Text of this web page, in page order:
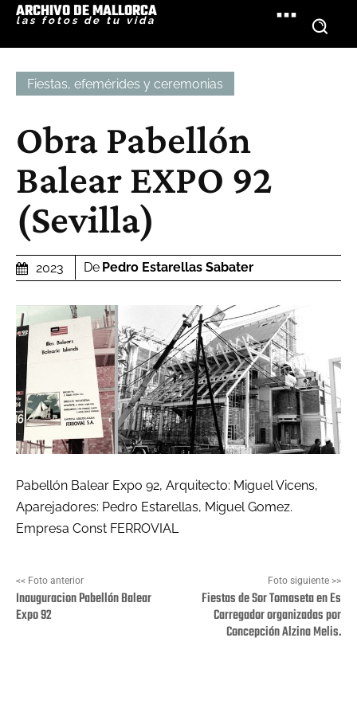
ARCHIVO DE MALLORCA
las fotos de tu vida
Fiestas, efemérides y ceremonias
Obra Pabellón
Balear EXPO 92
(Sevilla)
2023 De Pedro Estarellas Sabater
Pabellón Balear Expo 92, Arquitecto: Miguel Vicens,
Aparejadores: Pedro Estarellas, Miguel Gomez.
Empresa Const FERROVIAL
<< Foto anterior
Inauguracion Pabellón Balear
Expo 92
Foto siguiente >>
Fiestas de Sor Tomaseta en Es
Carregador organizadas por
Concepción Alzina Melis.